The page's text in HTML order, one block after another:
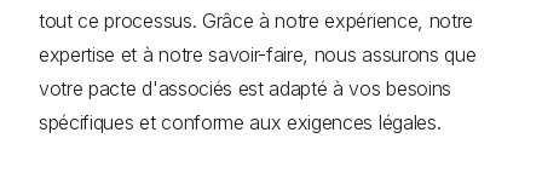
tout ce processus. Grâce à notre expérience, notre
expertise et à notre savoir-faire, nous assurons que
votre pacte d'associés est adapté à vos besoins
spécifiques et conforme aux exigences légales.